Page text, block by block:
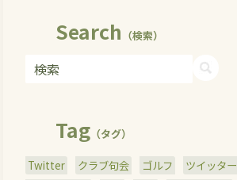
Search （検索）
Tag（タグ）
Twitter クラブ句会 ゴルフ ツイッター